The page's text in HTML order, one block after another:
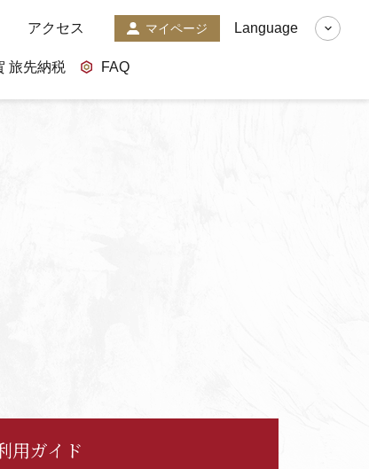
アクセス マイページ
旅先納税 FAQ
Language
用ガイド